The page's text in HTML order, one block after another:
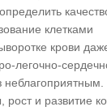
клетками
крови
легочно-
и развитие